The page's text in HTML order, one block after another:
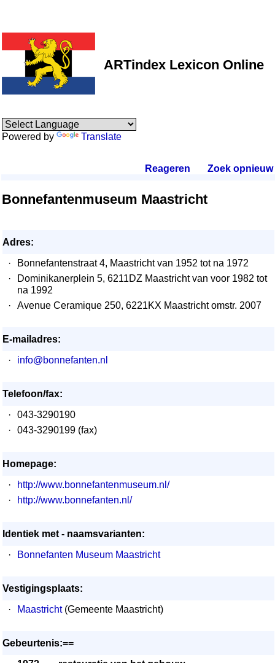
ARTindex Lexicon Online
Powered by Translate
Reageren Zoek opnieuw.
Bonnefantenmuseum Maastricht
Adres:
·
Bonnefantenstraat 4, Maastricht van 1952 tot na 1972
·
Dominikanerplein 5, 6211DZ Maastricht van voor 1982 tot
na 1992
·
Avenue Ceramique 250, 6221KX Maastricht omstr. 2007
E-mailadres:
·
info@bonnefanten.nl
Telefoon/fax:
·
043-3290190
·
043-3290199 (fax)
Homepage:
·
http://www.bonnefantenmuseum.nl/
·
http://www.bonnefanten.nl/
Identiek met - naamsvarianten:
·
Bonnefanten Museum Maastricht
Vestigingsplaats:
·
Maastricht(Gemeente Maastricht)
Gebeurtenis:==